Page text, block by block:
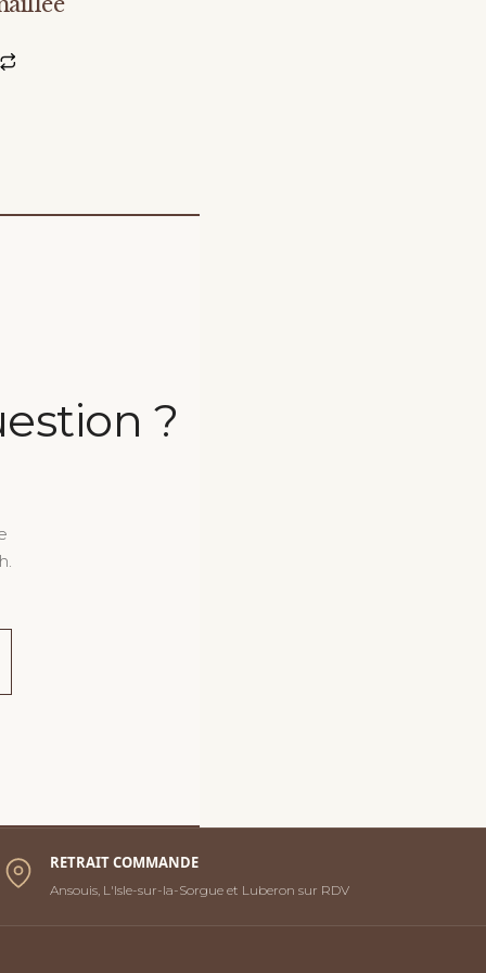
?
RETRAIT COMMANDE
Ansouis, L'Isle-sur-la-Sorgue et Luberon sur RDV